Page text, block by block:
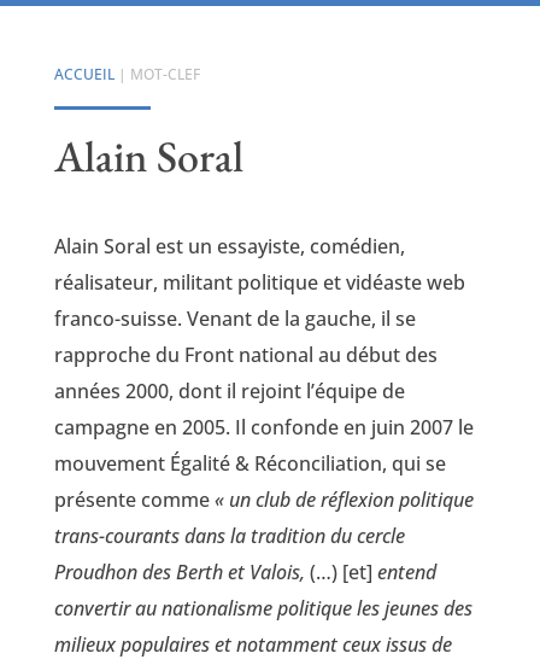
ACCUEIL| MOT-CLEF
Alain Soral
Alain Soral est un essayiste, comédien,
réalisateur, militant politique et vidéaste web
franco-suisse. Venant de la gauche, il se
rapproche du Front national au début des
années 2000, dont il rejoint l’équipe de
campagne en 2005. Il confonde en juin 2007 le
mouvement Égalité & Réconciliation, qui se
présente comme« un club de réflexion politique
trans-courants dans la tradition du cercle
Proudhon des Berth et Valois, (…) [et] entend
convertir au nationalisme politique les jeunes des
milieux populaires et notamment ceux issus de